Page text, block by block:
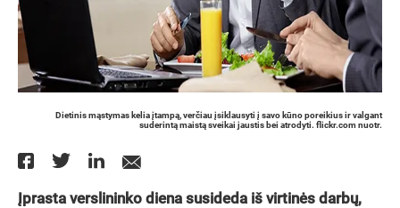
Dietinis mąstymas kelia įtampą, verčiau įsiklausyti į savo kūno poreikius ir valgant
suderintą maistą sveikai jaustis bei atrodyti. flickr.com nuotr.
Įprasta verslininko diena susideda iš virtinės darbų,